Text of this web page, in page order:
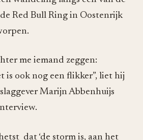
Red Bull Ring in Oostenrijk
me iemand zeggen:
is ook nog een flikker”, liet hij
Marijn Abbenhuijs
dat ‘de storm is, aan het